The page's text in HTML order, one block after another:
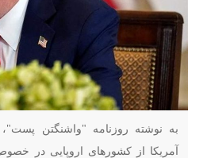
به نوشته روزنامه "واشنگتن
آمریکا از کشورهای اروپایی در